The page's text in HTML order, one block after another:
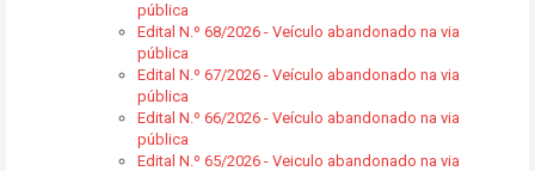
pública
Edital N.º 68/2026 - Veículo abandonado na via
pública
Edital N.º 67/2026 - Veículo abandonado na via
pública
Edital N.º 66/2026 - Veículo abandonado na via
pública
Edital N.º 65/2026 - Veiculo abandonado na via